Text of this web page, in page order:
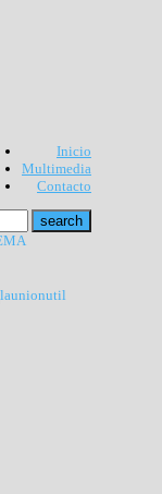
Inicio
Multimedia
Contacto